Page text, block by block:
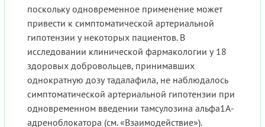
поскольку одновременное применение может
привести к симптоматической артериальной
гипотензии у некоторых пациентов. В
исследовании клинической фармакологии у 18
здоровых добровольцев, принимавших
однократную дозу тадалафила, не наблюдалось
симптоматической артериальной гипотензии при
одновременном введении тамсулозина альфа1А-
адреноблокатора (см. «Взаимодействие»).